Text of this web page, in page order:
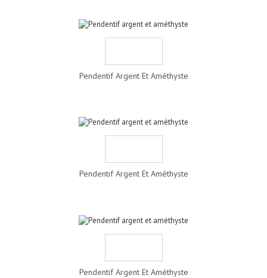
Pendentif Argent Et Améthyste
Pendentif Argent Et Améthyste
Pendentif Argent Et Améthyste